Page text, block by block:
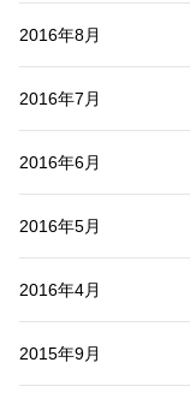
2016年8月
2016年7月
2016年6月
2016年5月
2016年4月
2015年9月